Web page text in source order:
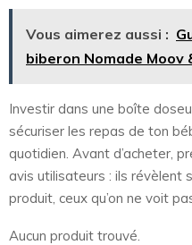
Vous aimerez aussi :
biberon Nomade Moov
Investir dans une boîte
sécuriser les repas de ton
quotidien. Avant d’acheter,
avis utilisateurs : ils révèlent
produit, ceux qu’on ne voit
Aucun produit trouvé.